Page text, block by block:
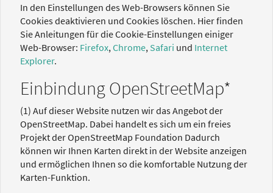
In den Einstellungen des Web-Browsers können Sie
Cookies deaktivieren und Cookies löschen. Hier finden
Sie Anleitungen für die Cookie-Einstellungen einiger
Web-Browser: Firefox, Chrome, Safari und Internet
Explorer.
Einbindung OpenStreetMap*
(1) Auf dieser Website nutzen wir das Angebot der
OpenStreetMap. Dabei handelt es sich um ein freies
Projekt der OpenStreetMap Foundation Dadurch
können wir Ihnen Karten direkt in der Website anzeigen
und ermöglichen Ihnen so die komfortable Nutzung der
Karten-Funktion.